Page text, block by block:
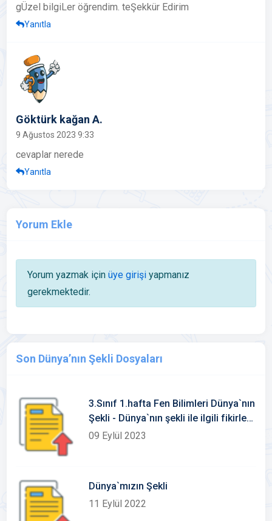
gÜzel bilgiLer öğrendim. teŞekkür Edirim
Yanıtla
Göktürk kağan A.
9 Ağustos 2023 9:33
cevaplar nerede
Yanıtla
Yorum Ekle
Yorum yazmak için üye girişiyapmanız
gerekmektedir.
Son Dünya’nın Şekli Dosyaları
3.Sınıf 1.hafta Fen Bilimleri Dünya`nın
Şekli - Dünya`nın şekli ile ilgili fikirler
Konu Etkinlikleri-Defter Notu
09 Eylül 2023
Dünya`mızın Şekli
11 Eylül 2022